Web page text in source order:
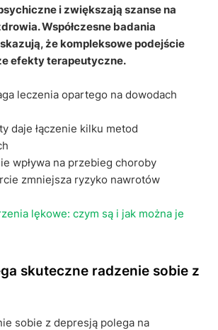
i zwiększają szanse na
Współczesne badania
że kompleksowe podejście
efekty terapeutyczne.
leczenia opartego na dowodach
daje łączenie kilku metod
wpływa na przebieg choroby
zmniejsza ryzyko nawrotów
lękowe: czym są i jak można je
skuteczne radzenie sobie z
sobie z depresją polega na